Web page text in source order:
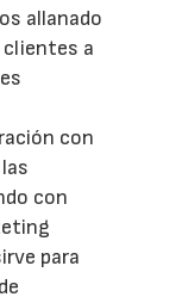
allanado
clientes a
con
con
para